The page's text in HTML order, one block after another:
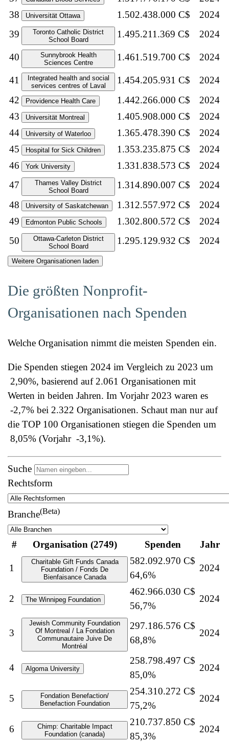
38
Universität Ottawa 1.502.438.000 C$
2024
39
Toronto Catholic District
School Board
1.495.211.369 C$ 2024
40
Sunnybrook Health
Sciences Centre
1.461.519.700 C$ 2024
41
Integrated health and social
services centres of Laval
1.454.205.931 C$
2024
42
Providence Health Care 1.442.266.000 C$
2024
43
Universität Montreal 1.405.908.000 C$
2024
44
University of Waterloo 1.365.478.390 C$
2024
45
Hospital for Sick Children 1.353.235.875 C$
2024
46
York University 1.331.838.573 C$
2024
47
Thames Valley District
School Board
1.314.890.007 C$
2024
48
University of Saskatchewan 1.312.557.972 C$
2024
49
Edmonton Public Schools 1.302.800.572 C$
2024
50
Ottawa-Carleton District
School Board
1.295.129.932 C$ 2024
Weitere Organisationen laden
Die größten Nonprofit-
Organisationen nach Spenden
Welche Organisation nimmt die meisten Spenden ein.
Die Spenden stiegen 2024 im Vergleich zu 2023 um
2,90%, basierend auf 2.061 Organisationen mit
Werten in beiden Jahren. Im Vorjahr 2023 waren es
-2,7% bei 2.322 Organisationen. Schaut man nur auf
die TOP 100 Organisationen stiegen die Spenden um
8,05% (Vorjahr -3,1%).
Suche
Rechtsform
Branche(Beta)
# Organisation (2749) Spenden Jahr
1
Charitable Gift Funds Canada
Foundation / Fonds De
Bienfaisance Canada
582.092.970 C$
64,6%
2024
2 The Winnipeg Foundation
462.966.030 C$
56,7%
2024
3
Jewish Community Foundation
Of Montreal / La Fondation
Communautaire Juive De
Montréal
297.186.576 C$
68,8%
2024
4 Algoma University
258.798.497 C$
85,0%
2024
5
Fondation Benefaction/
Benefaction Foundation
254.310.272 C$
75,2%
2024
6
Chimp: Charitable Impact
Foundation (canada)
210.737.850 C$
85,3%
2024